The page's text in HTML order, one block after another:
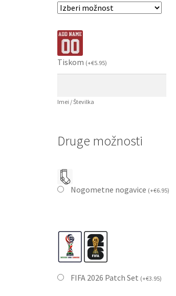
Tiskom (+€5.95)
Imei / Številka
Druge možnosti
Nogometne nogavice (+€6.95)
FIFA 2026 Patch Set (+€3.95)